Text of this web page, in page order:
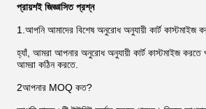
প্রায়শই জিজ্ঞাসিত প্রশ্ন
1.আপনি আমাদের বিশেষ অনুরোধ অনুযায়ী কার্ট কাস্টমাইজ
হ্যাঁ, আমরা আপনার অনুরোধ অনুযায়ী কার্ট কাস্টমাইজ করতে
আমরা কঠিন করতে.
2আপনার MOQ কত?